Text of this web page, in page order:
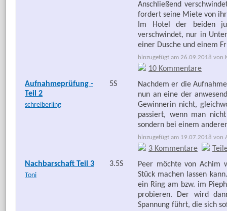
Anschließend
fordert seine Miete von
Im Hotel der beiden
verschwindet, nur in
einer Dusche und einem
hinzugefügt am 26.09.2018 von
10 Kommentare
Aufnahmeprüfung -
Teil 2
schreiberling
5S
Nachdem er die
nun an eine der
Gewinnerin nicht,
passiert, wenn man
sondern bei einem
hinzugefügt am 19.07.2018 von
3 Kommentare
Nachbarschaft Teil 3
Toni
3.5S
Peer möchte von Achim
Stück machen lassen
ein Ring am bzw. im
probieren. Der wird
Spannung führt, die sich